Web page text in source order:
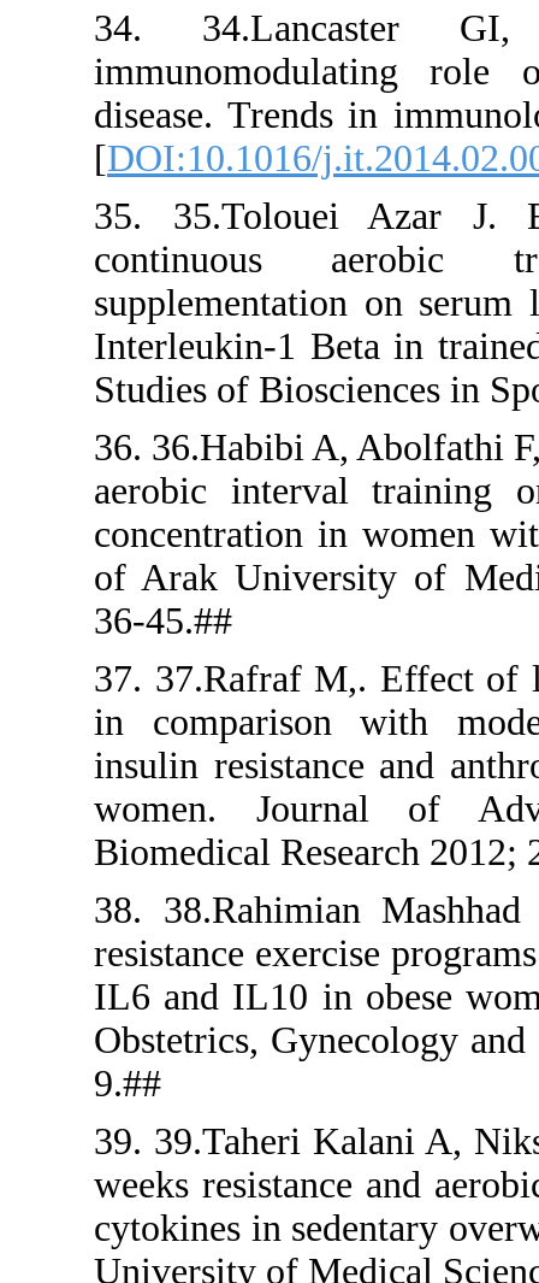
34.
disease.
[
35.
Studies of
36.
aerobic
of Arak
37.
in
insulin
women.
Biomedical
38.
resistance
IL6 and
39.
weeks
cytokines
University